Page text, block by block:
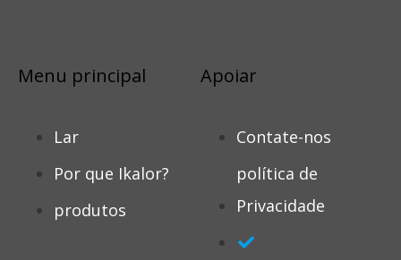
Menu principal
Lar
Por que Ikalor?
produtos
Apoiar
Contate-nos
política de
Privacidade